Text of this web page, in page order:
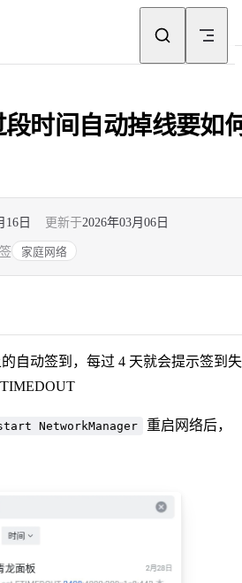
段时间自动掉线要如
16日 更新于2026年03月06日
家庭网络
自动签到，每过 4 天就会提示签到失
NetworkManager
重启网络后，